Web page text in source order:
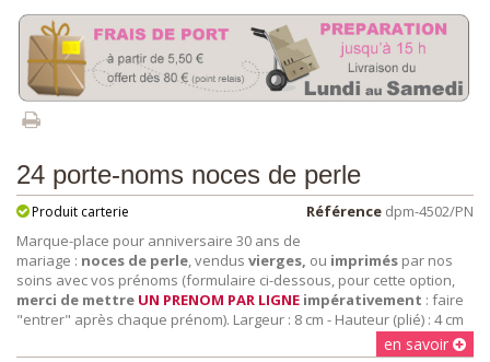
24 porte-noms noces de perle
Référence dpm-4502/PN
Produit carterie
Marque-place pour anniversaire 30 ans de
mariage : noces de perle , vendus vierges, ou imprimés par nos
soins avec vos prénoms (formulaire ci-dessous, pour cette option,
merci de mettre UN PRENOM PAR LIGNE impérativement : faire
"entrer" après chaque prénom). Largeur : 8 cm - Hauteur (plié) : 4 cm
en savoir